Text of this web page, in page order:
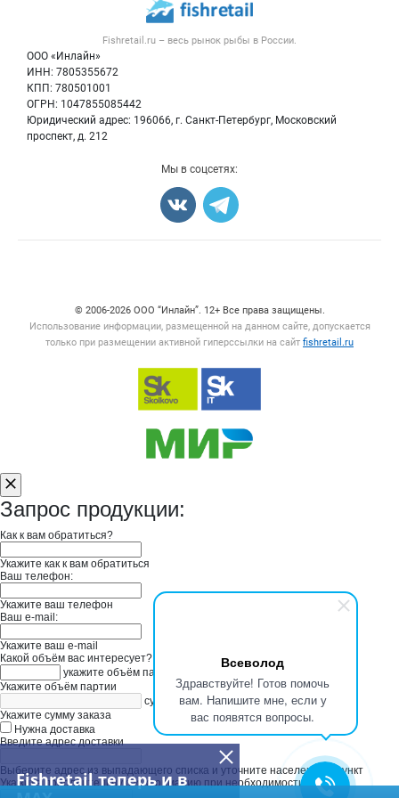
Всеволод
Здравствуйте! Готов помочь
вам. Напишите мне, если у
вас появятся вопросы.
Fishretail теперь и в
Fishretail.ru – весь рынок рыбы в России.
ООО «Инлайн»
ИНН: 7805355672
КПП: 780501001
ОГРН: 1047855085442
Юридический адрес: 196066, г. Санкт-Петербург, Московский
проспект, д. 212
Контактная информация
Политика обработки персональных данных
Новости рынка
Блог
Рыба
Икра
Мы в соцсетях:
© 2006‑2026 ООО “Инлайн”. 12+ Все права защищены.
Использование информации, размещенной на данном сайте, допускается
только при размещении активной гиперссылки на сайт fishretail.ru
Запрос продукции:
Как к вам обратиться?
Укажите как к вам обратиться
Ваш телефон:
Укажите ваш телефон
Ваш e-mail:
Укажите ваш e-mail
Какой объём вас интересует?
укажите объём партии
Укажите объём партии
сумма заказа в руб
Укажите сумму заказа
Нужна доставка
Введите адрес доставки
Выберите адрес из выпадающего списка и уточните населенный пункт
Укажите дополнительную информацию при необходимости